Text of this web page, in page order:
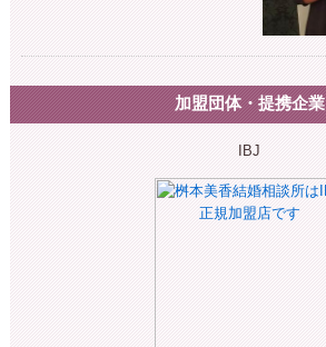
加盟団体・提携企業
IBJ